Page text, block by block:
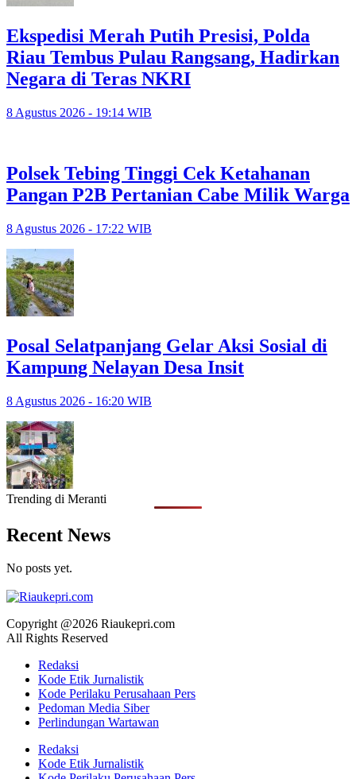
Ekspedisi Merah Putih Presisi, Polda
Riau Tembus Pulau Rangsang, Hadirkan
Negara di Teras NKRI
8 Agustus 2026 - 19:14 WIB
Polsek Tebing Tinggi Cek Ketahanan
Pangan P2B Pertanian Cabe Milik Warga
8 Agustus 2026 - 17:22 WIB
Posal Selatpanjang Gelar Aksi Sosial di
Kampung Nelayan Desa Insit
8 Agustus 2026 - 16:20 WIB
Trending di Meranti
Recent News
No posts yet.
Copyright @2026 Riaukepri.com
All Rights Reserved
Redaksi
Kode Etik Jurnalistik
Kode Perilaku Perusahaan Pers
Pedoman Media Siber
Perlindungan Wartawan
Redaksi
Kode Etik Jurnalistik